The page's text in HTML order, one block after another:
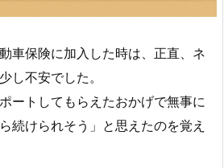
車保険に加入した時は、正直、ネ
し不安でした。
ートしてもらえたおかげで無事に
続けられそう」と思えたのを覚え